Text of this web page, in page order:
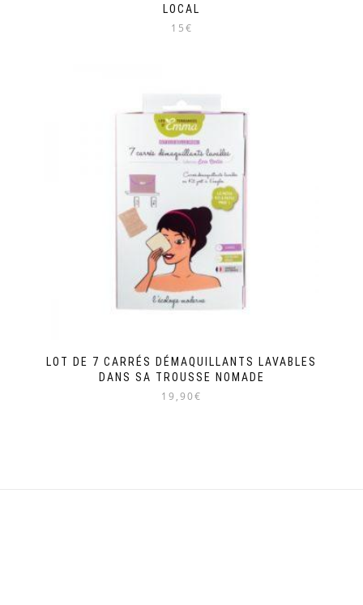
LOCAL
15€
variations.
Les
options
peuvent
être
choisies
sur
la
page
du
produit
LOT DE 7 CARRÉS DÉMAQUILLANTS LAVABLES
DANS SA TROUSSE NOMADE
19,90€